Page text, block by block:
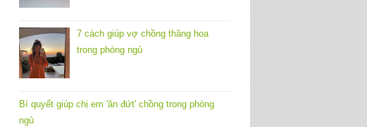
7 cách giúp vợ chồng thăng hoa
trong phòng ngủ
Bí quyết giúp chị em 'ăn đứt' chồng trong phòng
ngủ